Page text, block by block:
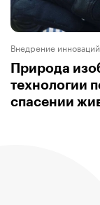
Внедрение инноваций
Природа
технологии
спасении